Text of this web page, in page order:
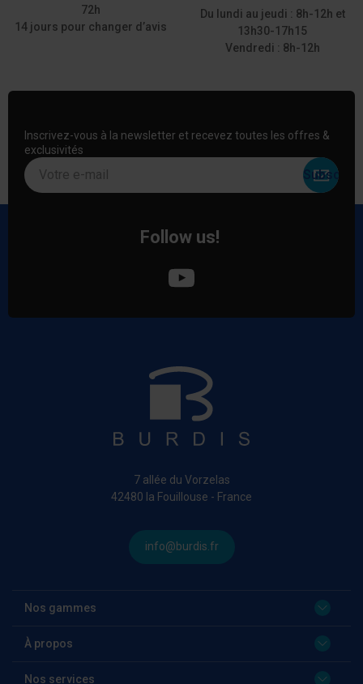
72h
14 jours pour changer d’avis
Du lundi au jeudi : 8h-12h et
13h30-17h15
Vendredi : 8h-12h
Inscrivez-vous à la newsletter et recevez toutes les offres &
exclusivités
Votre e-mail
Follow us!
7 allée du Vorzelas
42480 la Fouillouse - France
info@burdis.fr
Nos gammes
À propos
Nos services